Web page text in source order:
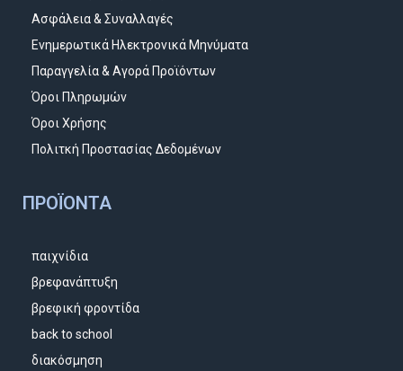
Ασφάλεια & Συναλλαγές
Ενημερωτικά Ηλεκτρονικά Μηνύματα
Παραγγελία & Αγορά Προϊόντων
Όροι Πληρωμών
Όροι Χρήσης
Πολιτκή Προστασίας Δεδομένων
ΠΡΟΪΌΝΤΑ
παιχνίδια
βρεφανάπτυξη
βρεφική φροντίδα
back to school
διακόσμηση